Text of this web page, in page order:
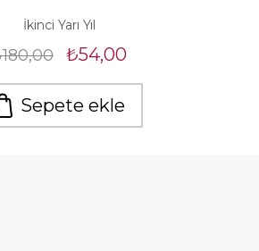
İkinci Yarı Yıl
₺54,00
Sepete ekle